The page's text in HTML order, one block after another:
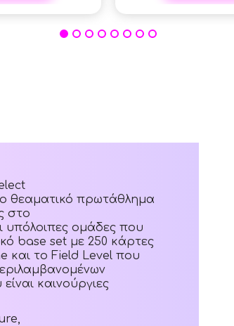
θεαματικό πρωτάθλημα
στο
υπόλοιπες ομάδες που
base set με 250 κάρτες
και το Field Level που
καινούργιες